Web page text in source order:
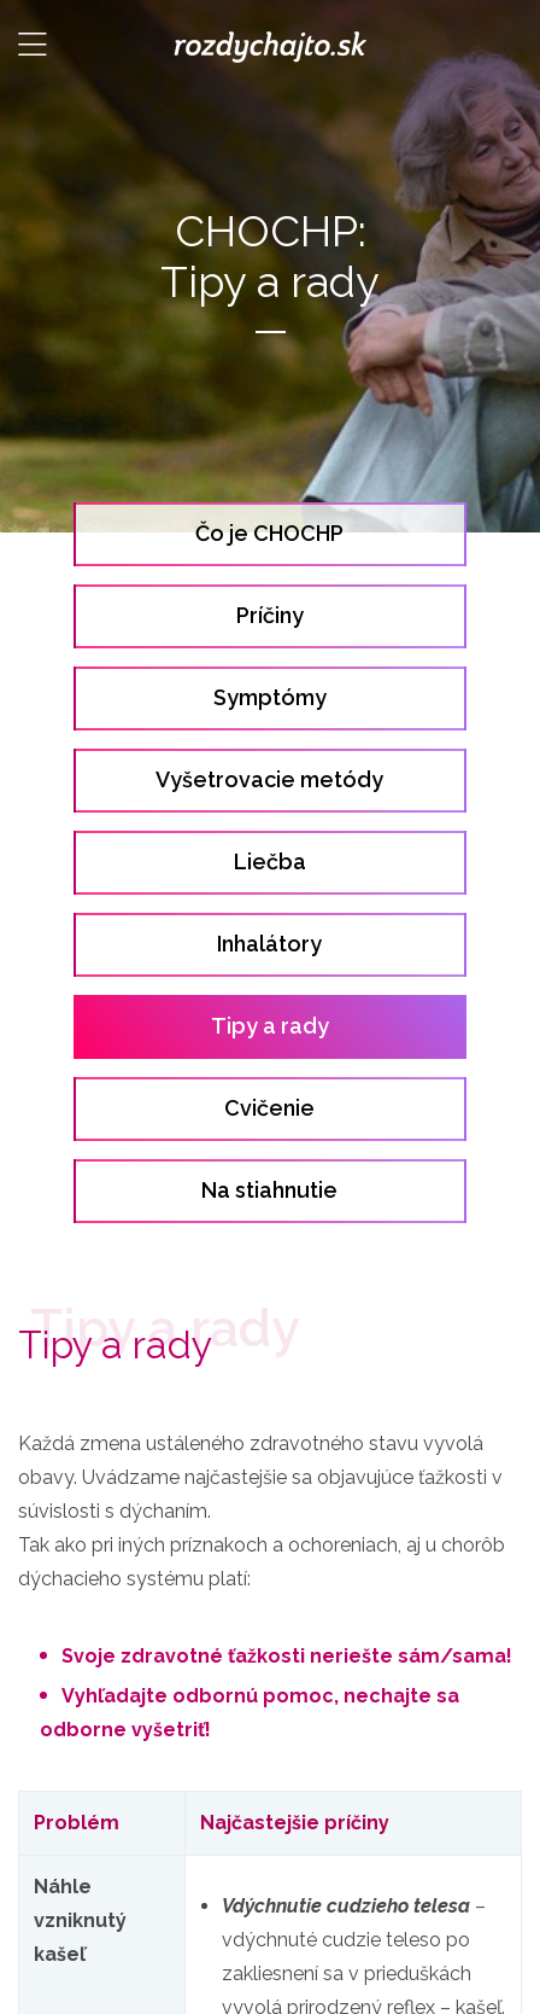
CHOCHP:
Tipy a rady
Čo je CHOCHP
Príčiny
Symptómy
Vyšetrovacie metódy
Liečba
Inhalátory
Tipy a rady
Cvičenie
Na stiahnutie
Tipy a rady
Každá zmena ustáleného zdravotného stavu vyvolá
obavy. Uvádzame najčastejšie sa objavujúce ťažkosti v
súvislosti s dýchaním.
Tak ako pri iných príznakoch a ochoreniach, aj u chorôb
dýchacieho systému platí:
Svoje zdravotné ťažkosti neriešte sám/sama!
Vyhľadajte odbornú pomoc, nechajte sa
odborne vyšetriť!
Problém Najčastejšie príčiny
Náhle
vzniknutý
kašeľ
Vdýchnutie cudzieho telesa –
vdýchnuté cudzie teleso po
zakliesnení sa v prieduškách
vyvolá prirodzený reflex – kašeľ.